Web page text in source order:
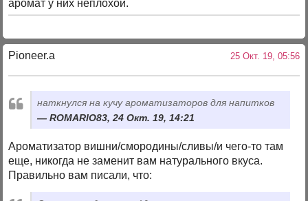
аромат у них неплохой.
Pioneer.a 25 Окт. 19, 05:56
наткнулся на кучу ароматизаторов для напитков
ROMARIO83, 24 Окт. 19, 14:21
Ароматизатор вишни/смородины/сливы/и чего-то там
еще, никогда не заменит вам натурального вкуса.
Правильно вам писали, что: